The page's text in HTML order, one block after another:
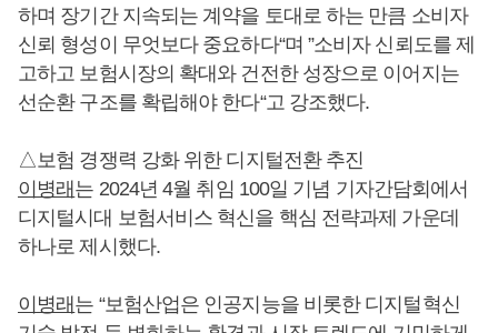
하며 장기간 지속되는 계약을 토대로 하는 만큼 소비자
신뢰 형성이 무엇보다 중요하다“며 ”소비자 신뢰도를 제
고하고 보험시장의 확대와 건전한 성장으로 이어지는
선순환 구조를 확립해야 한다“고 강조했다.
△보험 경쟁력 강화 위한 디지털전환 추진
이병래 는 2024년 4월 취임 100일 기념 기자간담회에서
디지털시대 보험서비스 혁신을 핵심 전략과제 가운데
하나로 제시했다.
이병래 는 “보험산업은 인공지능을 비롯한 디지털혁신